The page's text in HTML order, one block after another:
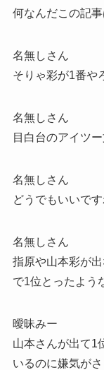
何なんだこの記事
名無しさん
そりゃ彩が1番や
名無しさん
目白台のアイツ
名無しさん
どうでもいいで
名無しさん
指原や山本彩が
で1位とったよう
曖昧みー
山本さんが出て1
いるのに嫌気がさ